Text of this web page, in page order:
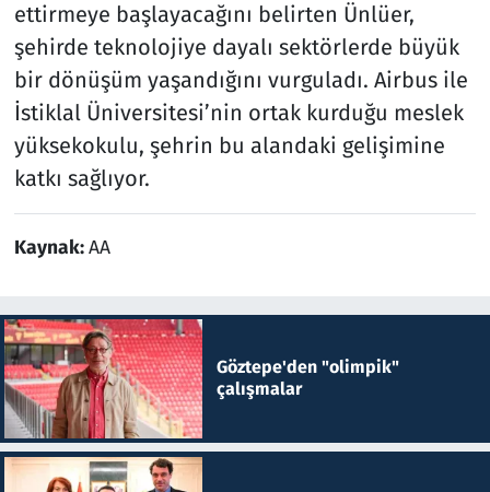
ettirmeye başlayacağını belirten Ünlüer,
şehirde teknolojiye dayalı sektörlerde büyük
bir dönüşüm yaşandığını vurguladı. Airbus ile
İstiklal Üniversitesi’nin ortak kurduğu meslek
yüksekokulu, şehrin bu alandaki gelişimine
katkı sağlıyor.
Kaynak:AA
Göztepe'den "olimpik"
çalışmalar